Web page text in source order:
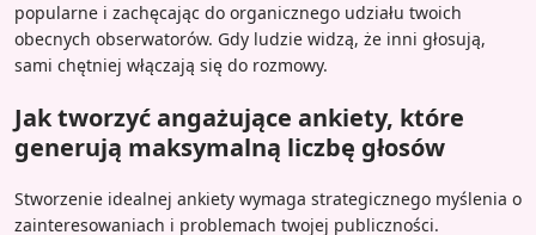
popularne i zachęcając do organicznego udziału twoich
obecnych obserwatorów. Gdy ludzie widzą, że inni głosują,
sami chętniej włączają się do rozmowy.
Jak tworzyć angażujące ankiety, które
generują maksymalną liczbę głosów
Stworzenie idealnej ankiety wymaga strategicznego myślenia o
zainteresowaniach i problemach twojej publiczności.